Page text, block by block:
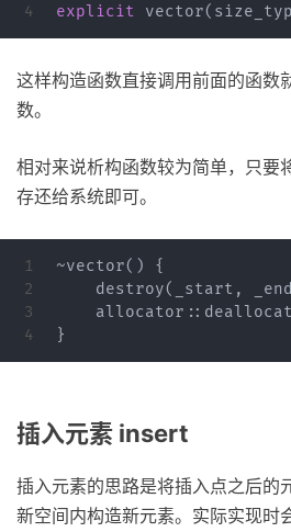
explicit
vector(
这样构造函数直接调用前面的函数
数。
相对来说析构函数较为简单，只要
存还给系统即可。
1
2
3
~vector()
{
destroy( _start , _end
allocator ::
}
插入元素 insert
插入元素的思路是将插入点之后的
新空间内构造新元素。实际实现时